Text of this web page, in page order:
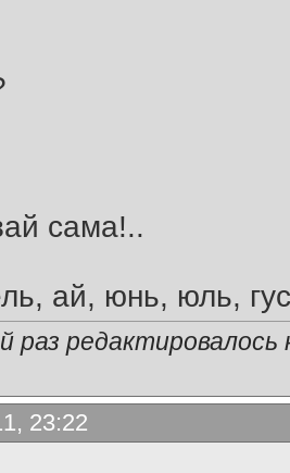
сама!..
ай, юнь, юль,
раз
23:22